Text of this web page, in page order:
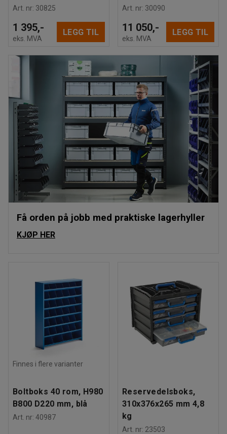
Art. nr: 30825
1 395,-
eks. MVA
LEGG TIL
Art. nr: 30090
11 050,-
eks. MVA
LEGG TIL
Få orden på jobb med praktiske lagerhyller
KJØP HER
Finnes i flere varianter
Boltboks 40 rom, H980
B800 D220 mm, blå
Art. nr: 40987
Reservedelsboks,
310x376x265 mm 4,8
kg
Art. nr: 23503